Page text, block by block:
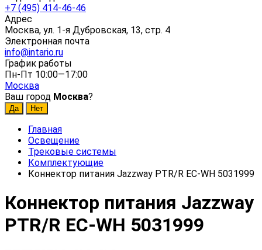
+7 (495) 414-46-46
Адрес
Москва, ул. 1-я Дубровская, 13, стр. 4
Электронная почта
info@intario.ru
График работы
Пн-Пт 10:00—17:00
Москва
Ваш город Москва?
Главная
Освещение
Трековые системы
Комплектующие
Коннектор питания Jazzway PTR/R EC-WH 5031999
Коннектор питания Jazzway
PTR/R EC-WH 5031999